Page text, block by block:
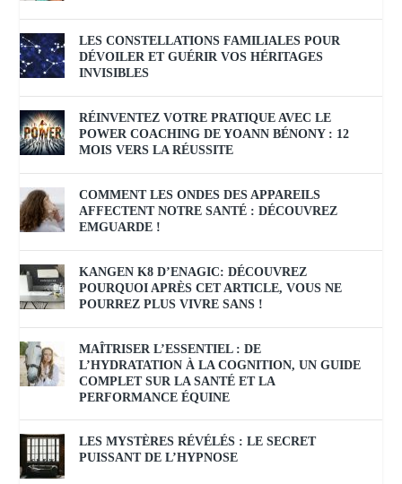
LES CONSTELLATIONS FAMILIALES POUR
DÉVOILER ET GUÉRIR VOS HÉRITAGES
INVISIBLES
RÉINVENTEZ VOTRE PRATIQUE AVEC LE
POWER COACHING DE YOANN BÉNONY : 12
MOIS VERS LA RÉUSSITE
COMMENT LES ONDES DES APPAREILS
AFFECTENT NOTRE SANTÉ : DÉCOUVREZ
EMGUARDE !
KANGEN K8 D’ENAGIC: DÉCOUVREZ
POURQUOI APRÈS CET ARTICLE, VOUS NE
POURREZ PLUS VIVRE SANS !
MAÎTRISER L’ESSENTIEL : DE
L’HYDRATATION À LA COGNITION, UN GUIDE
COMPLET SUR LA SANTÉ ET LA
PERFORMANCE ÉQUINE
LES MYSTÈRES RÉVÉLÉS : LE SECRET
PUISSANT DE L’HYPNOSE